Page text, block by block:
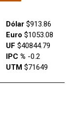
Dólar$913.86
Euro $1053.08
UF $40844.79
IPC % -0.2
UTM$71649